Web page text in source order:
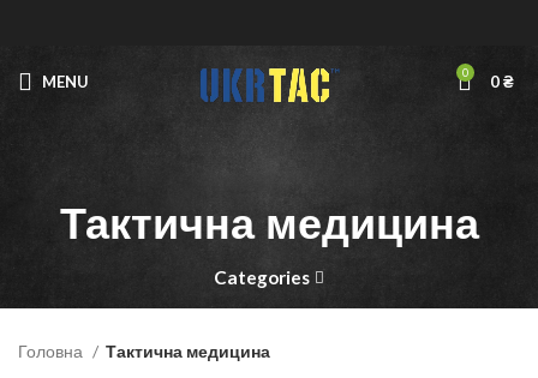
MENU 0 0₴
Тактична медицина
Categories
Головна
Тактична медицина